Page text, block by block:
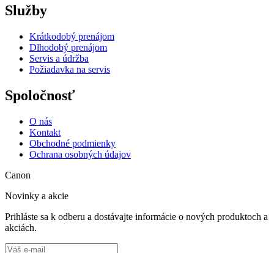
Služby
Krátkodobý prenájom
Dlhodobý prenájom
Servis a údržba
Požiadavka na servis
Spoločnosť
O nás
Kontakt
Obchodné podmienky
Ochrana osobných údajov
Canon
Novinky a akcie
Prihláste sa k odberu a dostávajte informácie o nových produktoch a
akciách.